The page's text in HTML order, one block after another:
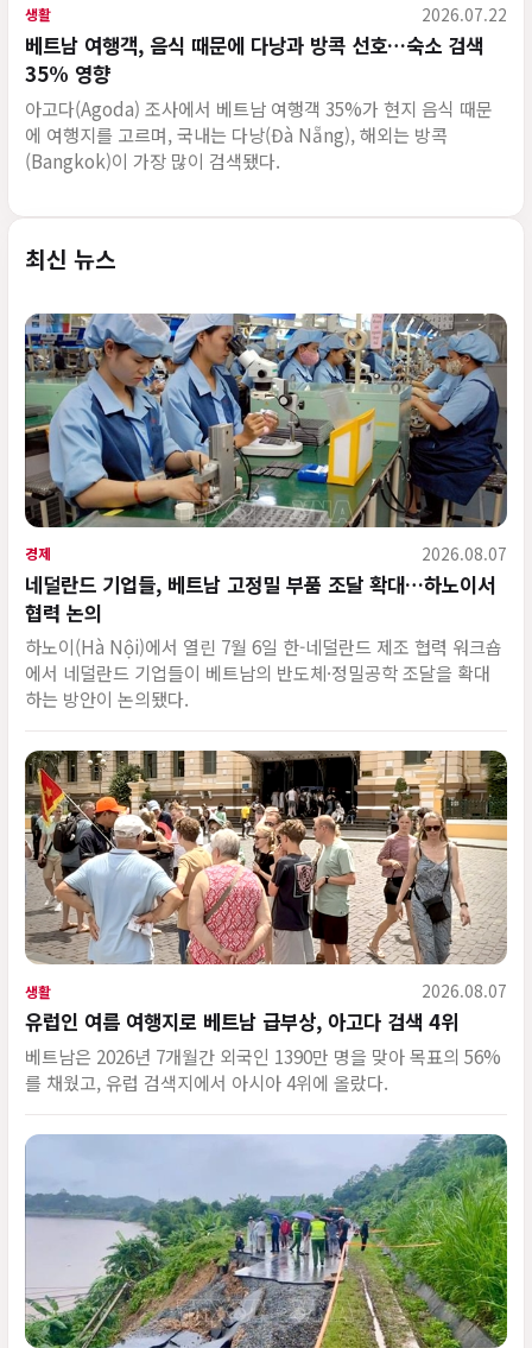
생활 2026.07.22
베트남 여행객, 음식 때문에 다낭과 방콕 선호…숙소 검색
35% 영향
아고다(Agoda) 조사에서 베트남 여행객 35%가 현지 음식 때문
에 여행지를 고르며, 국내는 다낭(Đà Nẵng), 해외는 방콕
(Bangkok)이 가장 많이 검색됐다.
최신 뉴스
경제 2026.08.07
네덜란드 기업들, 베트남 고정밀 부품 조달 확대…하노이서
협력 논의
하노이(Hà Nội)에서 열린 7월 6일 한-네덜란드 제조 협력 워크숍
에서 네덜란드 기업들이 베트남의 반도체·정밀공학 조달을 확대
하는 방안이 논의됐다.
생활 2026.08.07
유럽인 여름 여행지로 베트남 급부상, 아고다 검색 4위
베트남은 2026년 7개월간 외국인 1390만 명을 맞아 목표의 56%
를 채웠고, 유럽 검색지에서 아시아 4위에 올랐다.